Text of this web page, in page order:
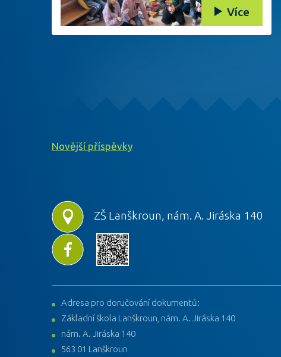
Více
Novější příspěvky
ZŠ Lanškroun, nám. A. Jiráska 140
Adresa pro doručování dokumentů:
Základní škola Lanškroun, nám. A. Jiráska 140
nám. A. Jiráska 140
563 01 Lanškroun